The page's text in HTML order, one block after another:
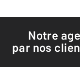
Notre
par nos